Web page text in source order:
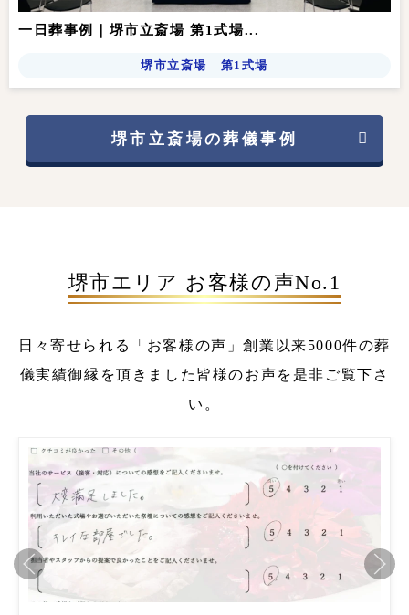
一日葬事例｜堺市立斎場 第1式場...
堺市立斎場 第1式場
堺市立斎場の葬儀事例
堺市エリア お客様の声No.1
日々寄せられる「お客様の声」創業以来5000件の葬
儀実績御縁を頂きました皆様のお声を是非ご覧下さ
い。